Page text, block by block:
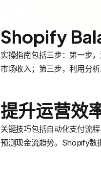
Shopify
实操指南包括三步：第一步
市场收入；第三步，利用分
提升运营效
关键技巧包括自动化支付流
预测现金流趋势。Shopify数